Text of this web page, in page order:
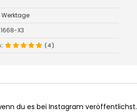
Werktage
X3
(4)
du es bei Instagram veröffentlichst.